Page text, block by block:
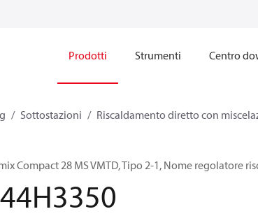
Prodotti Strumenti Centro
Sottostazioni Riscaldamento diretto con
Compact 28 MS VMTD, Tipo 2-1, Nome regolatore